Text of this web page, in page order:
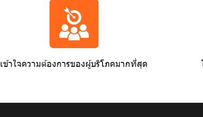
เข้าใจความต้องการของผู้บริโภคมากที่สุด